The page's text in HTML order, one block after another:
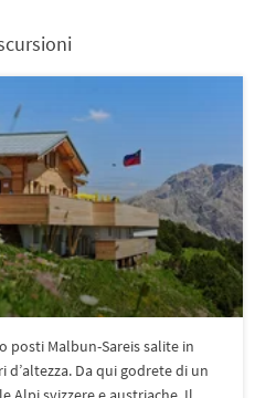
posti Malbun-Sareis salite in
d’altezza. Da qui godrete di un